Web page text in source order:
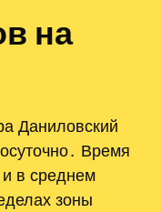
на
Даниловский
Время
и в среднем
зоны